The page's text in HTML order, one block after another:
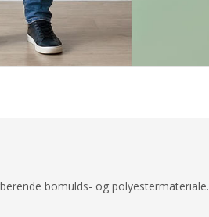
bomulds- og polyestermateriale.